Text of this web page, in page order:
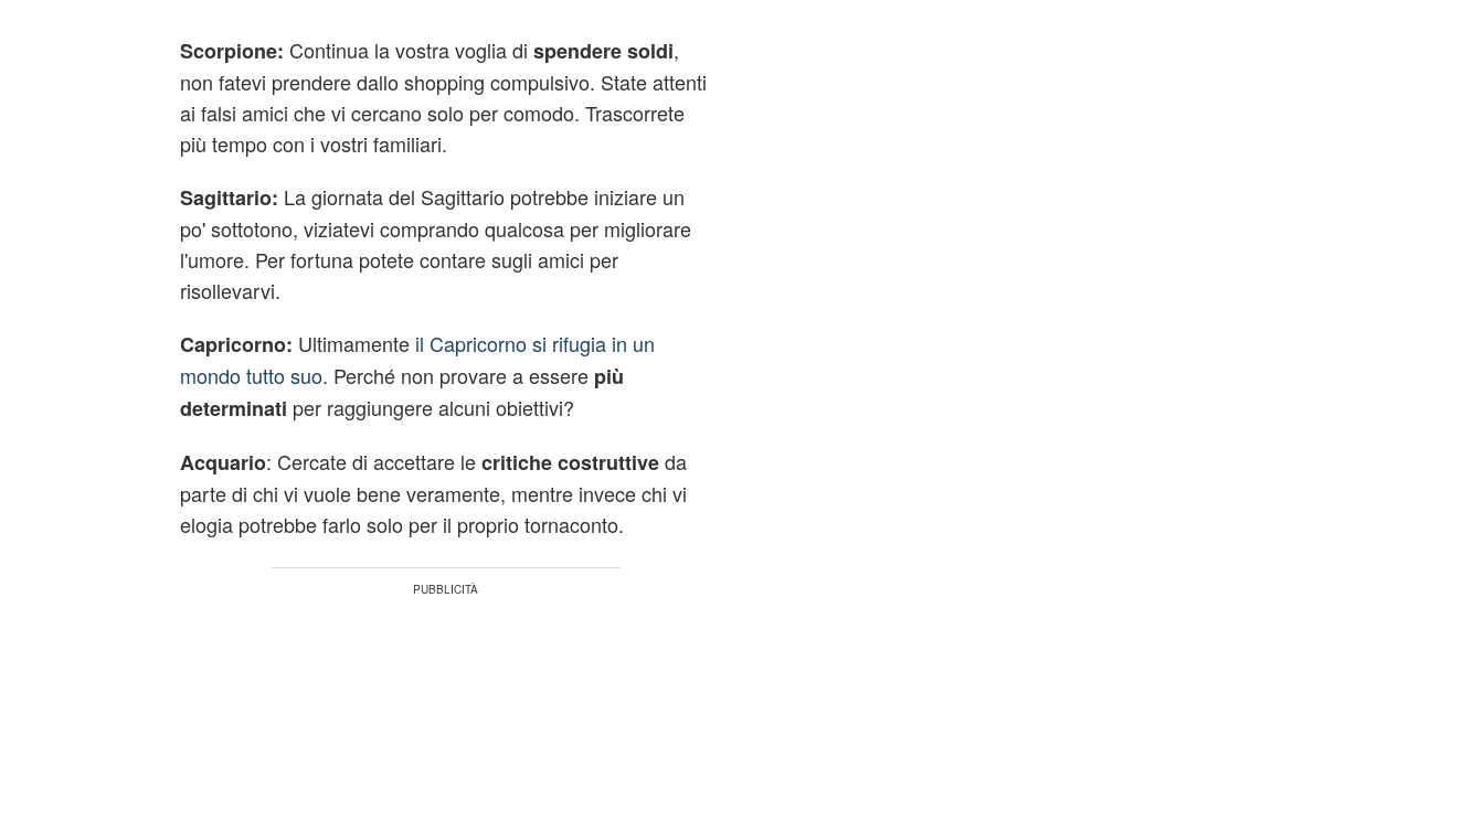
Scorpione: Continua la vostra voglia di spendere soldi,
non fatevi prendere dallo shopping compulsivo. State attenti
ai falsi amici che vi cercano solo per comodo. Trascorrete
più tempo con i vostri familiari.
Sagittario: La giornata del Sagittario potrebbe iniziare un
po' sottotono, viziatevi comprando qualcosa per migliorare
l'umore. Per fortuna potete contare sugli amici per
risollevarvi.
Capricorno: Ultimamenteil Capricorno si rifugia in un
mondo tutto suo. Perché non provare a esserepiù
determinati per raggiungere alcuni obiettivi?
Acquario: Cercate di accettare lecritiche costruttiveda
parte di chi vi vuole bene veramente, mentre invece chi vi
elogia potrebbe farlo solo per il proprio tornaconto.